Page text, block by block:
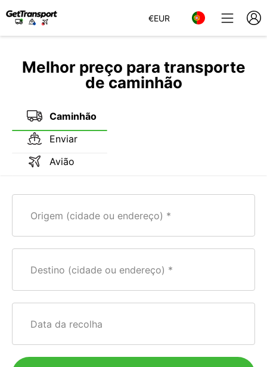
€EUR
Melhor preço para transporte
de caminhão
Caminhão
Enviar
Avião
Origem (cidade ou endereço)
Destino (cidade ou endereço)
Data da recolha